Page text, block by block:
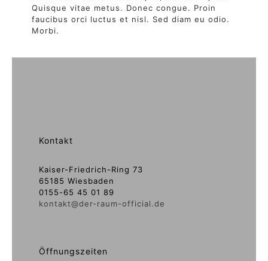
Quisque vitae metus. Donec congue. Proin
faucibus orci luctus et nisl. Sed diam eu odio.
Morbi.
Kontakt
Kaiser-Friedrich-Ring 73
65185 Wiesbaden
0155-65 45 01 89
kontakt@der-raum-official.de
Öffnungszeiten